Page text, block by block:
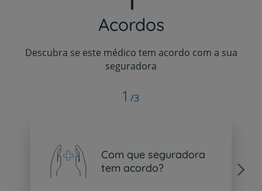
Acordos
Descubra se este médico tem acordo com a sua
seguradora
Com que seguradora
tem acordo?
1 /3